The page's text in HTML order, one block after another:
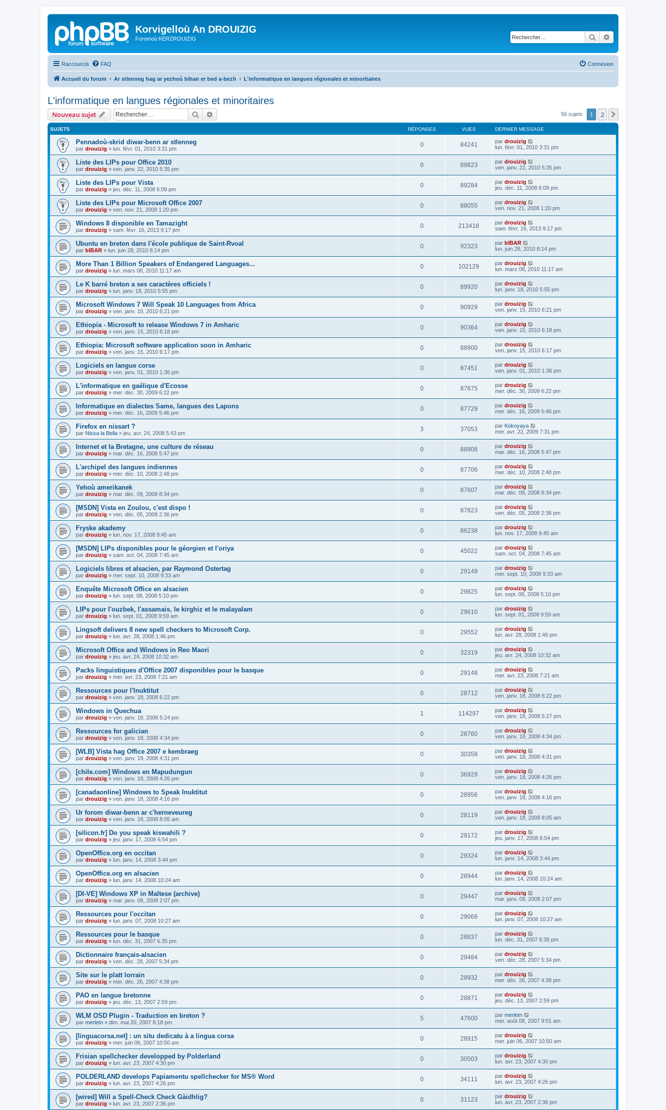
Korvigelloù An DROUIZIG
Foromoù KERZROUIZIG Rechercher
Raccourcis FAQ Connexion
Accueil du forum Ar stlenneg hag ar yezhoù bihan er bed a-bezh L'informatique en langues régionales et minoritaires
L'informatique en langues régionales et minoritaires
Nouveau sujet Rechercher 56 sujets 1 2
SUJETS RÉPONSES VUES DERNIER MESSAGE
Pennadoù-skrid diwar-benn ar stlenneg
par drouizig » lun. févr. 01, 2010 3:31 pm
0 84241 par drouizig
lun. févr. 01, 2010 3:31 pm
Liste des LIPs pour Office 2010
par drouizig » ven. janv. 22, 2010 5:35 pm
0 89823 par drouizig
ven. janv. 22, 2010 5:35 pm
Liste des LIPs pour Vista
par drouizig » jeu. déc. 11, 2008 6:09 pm
0 89284 par drouizig
jeu. déc. 11, 2008 6:09 pm
Liste des LIPs pour Microsoft Office 2007
par drouizig » ven. nov. 21, 2008 1:20 pm
0 88055 par drouizig
ven. nov. 21, 2008 1:20 pm
Windows 8 disponible en Tamazight
par drouizig » sam. févr. 16, 2013 9:17 pm
0 213418 par drouizig
sam. févr. 16, 2013 9:17 pm
Ubuntu en breton dans l'école publique de Saint-Rvoal
par bIBAR » lun. juin 28, 2010 8:14 pm
0 92323 par bIBAR
lun. juin 28, 2010 8:14 pm
More Than 1 Billion Speakers of Endangered Languages...
par drouizig » lun. mars 08, 2010 11:17 am
0 102129 par drouizig
lun. mars 08, 2010 11:17 am
Le K barré breton a ses caractères officiels !
par drouizig » lun. janv. 18, 2010 5:55 pm
0 89920 par drouizig
lun. janv. 18, 2010 5:55 pm
Microsoft Windows 7 Will Speak 10 Languages from Africa
par drouizig » ven. janv. 15, 2010 6:21 pm
0 90929 par drouizig
ven. janv. 15, 2010 6:21 pm
Ethiopia - Microsoft to release Windows 7 in Amharic
par drouizig » ven. janv. 15, 2010 6:18 pm
0 90364 par drouizig
ven. janv. 15, 2010 6:18 pm
Ethiopia: Microsoft software application soon in Amharic
par drouizig » ven. janv. 15, 2010 6:17 pm
0 88900 par drouizig
ven. janv. 15, 2010 6:17 pm
Logiciels en langue corse
par drouizig » ven. janv. 01, 2010 1:36 pm
0 87451 par drouizig
ven. janv. 01, 2010 1:36 pm
L'informatique en gaélique d'Ecosse
par drouizig » mer. déc. 30, 2009 6:22 pm
0 87675 par drouizig
mer. déc. 30, 2009 6:22 pm
Informatique en dialectes Same, langues des Lapons
par drouizig » mer. déc. 16, 2009 5:46 pm
0 87729 par drouizig
mer. déc. 16, 2009 5:46 pm
Firefox en nissart ?
par Nissa la Bella » jeu. avr. 24, 2008 5:43 pm
3 37053 par Kokoyaya
mer. avr. 22, 2009 7:31 pm
Internet et la Bretagne, une culture de réseau
par drouizig » mar. déc. 16, 2008 5:47 pm
0 88908 par drouizig
mar. déc. 16, 2008 5:47 pm
L'archipel des langues indiennes
par drouizig » mer. déc. 10, 2008 2:48 pm
0 87706 par drouizig
mer. déc. 10, 2008 2:48 pm
Yehoù amerikanek
par drouizig » mar. déc. 09, 2008 8:34 pm
0 87607 par drouizig
mar. déc. 09, 2008 8:34 pm
[MSDN] Vista en Zoulou, c'est dispo !
par drouizig » ven. déc. 05, 2008 2:36 pm
0 87823 par drouizig
ven. déc. 05, 2008 2:36 pm
Fryske akademy
par drouizig » lun. nov. 17, 2008 9:45 am
0 86238 par drouizig
lun. nov. 17, 2008 9:45 am
[MSDN] LIPs disponibles pour le géorgien et l'oriya
par drouizig » sam. oct. 04, 2008 7:45 am
0 45022 par drouizig
sam. oct. 04, 2008 7:45 am
Logiciels libres et alsacien, par Raymond Ostertag
par drouizig » mer. sept. 10, 2008 9:33 am
0 29149 par drouizig
mer. sept. 10, 2008 9:33 am
Enquête Microsoft Office en alsacien
par drouizig » lun. sept. 08, 2008 5:10 pm
0 29825 par drouizig
lun. sept. 08, 2008 5:10 pm
LIPs pour l'ouzbek, l'assamais, le kirghiz et le malayalam
par drouizig » lun. sept. 01, 2008 9:59 am
0 29610 par drouizig
lun. sept. 01, 2008 9:59 am
Lingsoft delivers 8 new spell checkers to Microsoft Corp.
par drouizig » lun. avr. 28, 2008 1:46 pm
0 29552 par drouizig
lun. avr. 28, 2008 1:46 pm
Microsoft Office and Windows in Reo Maori
par drouizig » jeu. avr. 24, 2008 10:32 am
0 32319 par drouizig
jeu. avr. 24, 2008 10:32 am
Packs linguistiques d'Office 2007 disponibles pour le basque
par drouizig » mer. avr. 23, 2008 7:21 am
0 29148 par drouizig
mer. avr. 23, 2008 7:21 am
Ressources pour l'Inuktitut
par drouizig » ven. janv. 18, 2008 6:22 pm
0 28712 par drouizig
ven. janv. 18, 2008 6:22 pm
Windows in Quechua
par drouizig » ven. janv. 18, 2008 5:24 pm
1 114297 par drouizig
ven. janv. 18, 2008 5:27 pm
Ressources for galician
par drouizig » ven. janv. 18, 2008 4:34 pm
0 28760 par drouizig
ven. janv. 18, 2008 4:34 pm
[WLB] Vista hag Office 2007 e kembraeg
par drouizig » ven. janv. 18, 2008 4:31 pm
0 30358 par drouizig
ven. janv. 18, 2008 4:31 pm
[chile.com] Windows en Mapudungun
par drouizig » ven. janv. 18, 2008 4:26 pm
0 36929 par drouizig
ven. janv. 18, 2008 4:26 pm
[canadaonline] Windows to Speak Inuktitut
par drouizig » ven. janv. 18, 2008 4:16 pm
0 28956 par drouizig
ven. janv. 18, 2008 4:16 pm
Ur forom diwar-benn ar c'herneveureg
par drouizig » ven. janv. 18, 2008 8:05 am
0 28119 par drouizig
ven. janv. 18, 2008 8:05 am
[silicon.fr] Do you speak kiswahili ?
par drouizig » jeu. janv. 17, 2008 6:54 pm
0 29172 par drouizig
jeu. janv. 17, 2008 6:54 pm
OpenOffice.org en occitan
par drouizig » lun. janv. 14, 2008 3:44 pm
0 29324 par drouizig
lun. janv. 14, 2008 3:44 pm
OpenOffice.org en alsacien
par drouizig » lun. janv. 14, 2008 10:24 am
0 28944 par drouizig
lun. janv. 14, 2008 10:24 am
[DI-VE] Windows XP in Maltese (archive)
par drouizig » mar. janv. 08, 2008 2:07 pm
0 29447 par drouizig
mar. janv. 08, 2008 2:07 pm
Ressources pour l'occitan
par drouizig » lun. janv. 07, 2008 10:27 am
0 29068 par drouizig
lun. janv. 07, 2008 10:27 am
Ressources pour le basque
par drouizig » lun. déc. 31, 2007 6:35 pm
0 28837 par drouizig
lun. déc. 31, 2007 6:35 pm
Dictionnaire français-alsacien
par drouizig » ven. déc. 28, 2007 5:34 pm
0 29484 par drouizig
ven. déc. 28, 2007 5:34 pm
Site sur le platt lorrain
par drouizig » mer. déc. 26, 2007 4:38 pm
0 28932 par drouizig
mer. déc. 26, 2007 4:38 pm
PAO en langue bretonne
par drouizig » jeu. déc. 13, 2007 2:59 pm
0 28871 par drouizig
jeu. déc. 13, 2007 2:59 pm
WLM OSD Plugin - Traduction en breton ?
par merletn » dim. mai 20, 2007 8:18 pm
5 47600 par merletn
mer. août 08, 2007 9:01 am
[linguacorsa.net] : un situ dedicatu à a lingua corsa
par drouizig » mer. juin 06, 2007 10:50 am
0 28915 par drouizig
mer. juin 06, 2007 10:50 am
Frisian spellchecker developped by Polderland
par drouizig » lun. avr. 23, 2007 4:30 pm
0 30503 par drouizig
lun. avr. 23, 2007 4:30 pm
POLDERLAND develops Papiamentu spellchecker for MS® Word
par drouizig » lun. avr. 23, 2007 4:26 pm
0 34111 par drouizig
lun. avr. 23, 2007 4:26 pm
[wired] Will a Spell-Check Check Gàidhlig?
par drouizig » lun. avr. 23, 2007 2:36 pm
0 31123 par drouizig
lun. avr. 23, 2007 2:36 pm